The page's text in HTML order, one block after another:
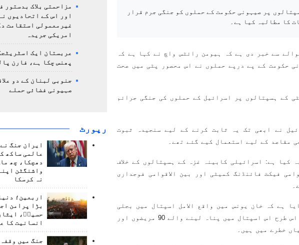
پر صیہونی حکومت کے حملوں کو جنگی جرم قرار
کا مطالبہ کیا ہے۔
سے خبر دی ہے کہ ہیومن رائٹس واچ نے کہا ہے کہ
حکومت کے پے درپے حملوں نے اس محصور پٹی میں صحت
کے ہسپتالوں پر اسرائیل کے حملوں کی جنگی جرائم
نے ابھی تک یہ ثابت کرنے کے لیے سنجیدہ ثبوت
مقاصد کے لیے استعمال کیے گئے تھے۔
کیا ہے: اسرائیلی کابینہ غزہ کے ہسپتالوں کے خلاف
فیکٹ فائنڈنگ کمیٹی اور بین الاقوامی فوجداری
ہے کہ خان یونس میں واقع الامل اسپتال میں بجلی
کا واحد جنریٹر ناکارہ ہوگیا ہے اور اس طرح اس اسپتال میں پناہ لینے والے 90 مریضوں اور
مزاحمتی بلاک بدستور
اور اس کے اتحادیوں
غیرمعمولی استقامت
امریکی جریدہ
عربستان ایک
پھنس چکا ہے، فارن
جنوبی لبنان کے دو
صہیونی فضائی حملے
رپورٹ
ایران جنگ
عالمی ساکھ
دھچکا، چھ
واشنگٹن
نہ کرسکا
اربعین؛
بڑا پرامن
حسینؑ،
انسانیت کا
جنگ میں